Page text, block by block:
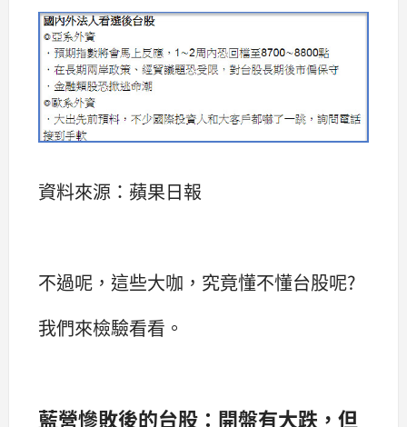
資料來源：蘋果日報
不過呢，這些大咖，究竟懂不懂台股呢?
我們來檢驗看看。
藍營慘敗後的台股：開盤有大跌，但